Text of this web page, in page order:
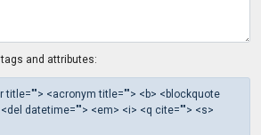
tags and attributes:
title=""> <acronym title=""> <b> <blockquote
datetime=""> <em> <i> <q cite=""> <s>